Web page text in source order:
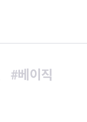
#베이직